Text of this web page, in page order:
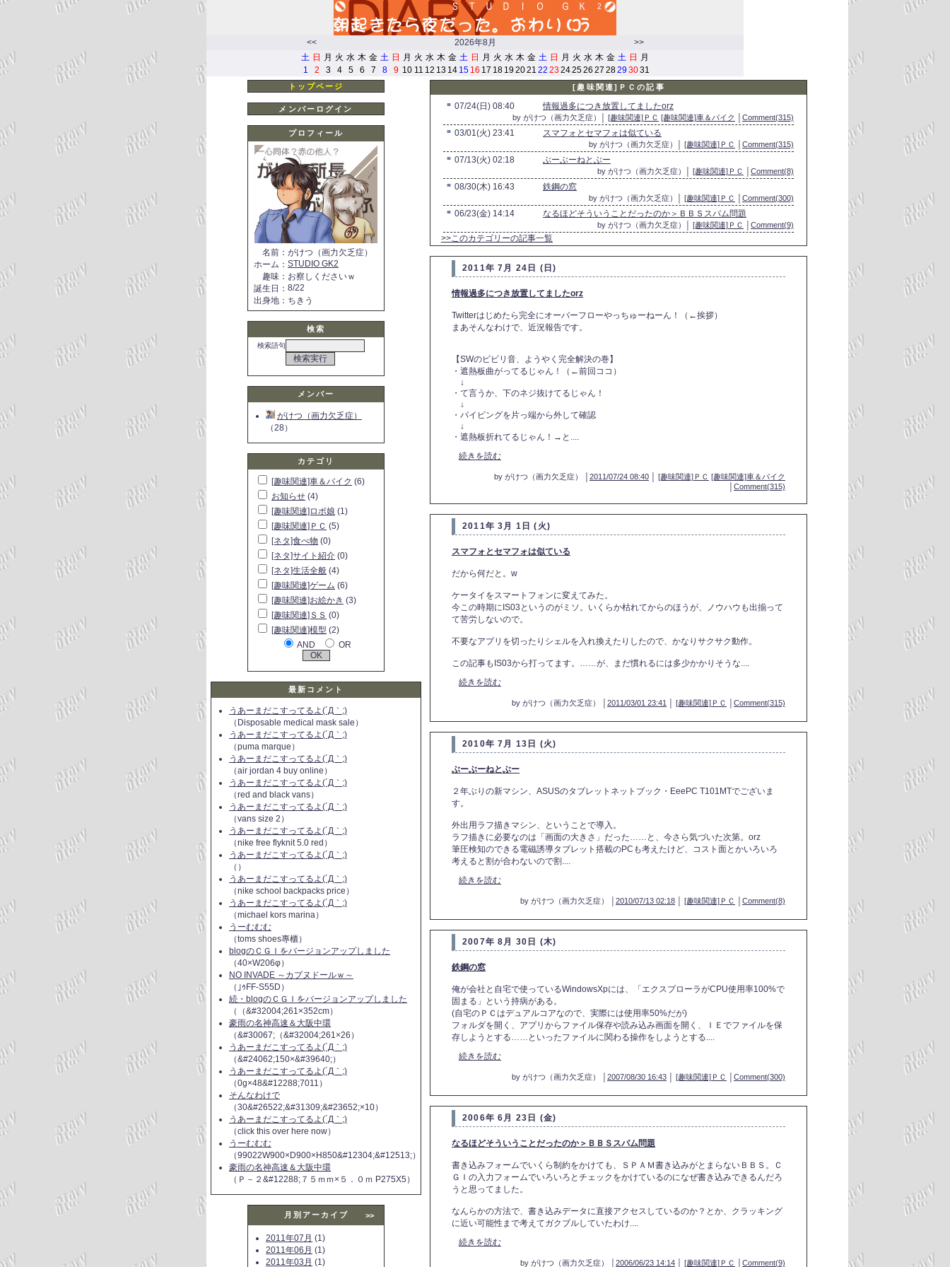
<< 2026年8月
>>
土 日 月 火 水 木 金 土 日 月 火 水 木 金 土 日 月 火 水 木 金 土 日 月 火 水 木 金 土 日
月
1
2 3 4 5 6 7 8 9 10 11 12 13 14 15 16 17 18 19 2021 22 23 242526 27 2829 3031
トップページ
メンバーログイン
プロフィール
名前 ： がけつ（画力欠乏症）
ホーム ： STUDIO GK2
趣味 ： お察しくださいｗ
誕生日 ： 8/22
出身地 ： ちきう
検索
検索語句
メンバー
がけつ（画力欠乏症）
（28）
カテゴリ
[趣味関連]車＆バイク (6)
お知らせ (4)
[趣味関連]ロボ娘 (1)
[趣味関連]ＰＣ (5)
[ネタ]食べ物 (0)
[ネタ]サイト紹介 (0)
[ネタ]生活全般 (4)
[趣味関連]ゲーム (6)
[趣味関連]お絵かき (3)
[趣味関連]ＳＳ (0)
[趣味関連]模型 (2)
AND
OR
最新コメント
うあーまだこすってるよ(´Д｀;)
（Disposable medical mask sale）
うあーまだこすってるよ(´Д｀;)
（puma marque）
うあーまだこすってるよ(´Д｀;)
（air jordan 4 buy online）
うあーまだこすってるよ(´Д｀;)
（red and black vans）
うあーまだこすってるよ(´Д｀;)
（vans size 2）
うあーまだこすってるよ(´Д｀;)
（nike free flyknit 5.0 red）
うあーまだこすってるよ(´Д｀;)
（）
うあーまだこすってるよ(´Д｀;)
（nike school backpacks price）
うあーまだこすってるよ(´Д｀;)
（michael kors marina）
うーむむむ
（toms shoes專櫃）
blogのＣＧＩをバージョンアップしました
（40×W206φ）
NO INVADE ～カプヌドールｗ～
（｣ｩFF-S55D）
続・blogのＣＧＩをバージョンアップしました
（（&#32004;261×352cm）
豪雨の名神高速＆大阪中環
（&#30067;（&#32004;261×26）
うあーまだこすってるよ(´Д｀;)
（&#24062;150×&#39640;）
うあーまだこすってるよ(´Д｀;)
（0g×48&#12288;7011）
そんなわけで
（30&#26522;&#31309;&#23652;×10）
うあーまだこすってるよ(´Д｀;)
（click this over here now）
うーむむむ
（99022W900×D900×H850&#12304;&#12513;）
豪雨の名神高速＆大阪中環
（Ｐ－２&#12288;７５ｍｍ×５．０ｍ P275X5）
月別アーカイブ >>
2011年07月 (1)
2011年06月 (1)
2011年03月 (1)
[趣味関連]ＰＣの記事
■ 07/24(日) 08:40 情報過多につき放置してましたorz
by がけつ（画力欠乏症）│ [趣味関連]ＰＣ [趣味関連]車＆バイク Comment(315)
■ 03/01(火) 23:41 スマフォとセマフォは似ている
by がけつ（画力欠乏症）│ [趣味関連]ＰＣ Comment(315)
■ 07/13(火) 02:18 ぶーぶーねとぶー
by がけつ（画力欠乏症）│ [趣味関連]ＰＣ Comment(8)
■ 08/30(木) 16:43 鉄鋼の窓
by がけつ（画力欠乏症）│ [趣味関連]ＰＣ Comment(300)
■ 06/23(金) 14:14 なるほどそういうことだったのか＞ＢＢＳスパム問題
by がけつ（画力欠乏症）│ [趣味関連]ＰＣ Comment(9)
>>このカテゴリーの記事一覧
2011年 7月 24日 (日)
情報過多につき放置してましたorz
Twitterはじめたら完全にオーバーフローやっちゅーねーん！（←挨拶）
まあそんなわけで、近況報告です。
【SWのビビリ音、ようやく完全解決の巻】
・遮熱板曲がってるじゃん！（←前回ココ）
↓
・て言うか、下のネジ抜けてるじゃん！
↓
・パイピングを片っ端から外して確認
↓
・遮熱板折れてるじゃん！→と....
続きを読む
by がけつ（画力欠乏症） │ 2011/07/24 08:40 [趣味関連]ＰＣ [趣味関連]車＆バイク
Comment(315)
2011年 3月 1日 (火)
スマフォとセマフォは似ている
だから何だと。w
ケータイをスマートフォンに変えてみた。
今この時期にIS03というのがミソ。いくらか枯れてからのほうが、ノウハウも出揃って
て苦労しないので。
不要なアプリを切ったりシェルを入れ換えたりしたので、かなりサクサク動作。
この記事もIS03から打ってます。……が、まだ慣れるには多少かかりそうな....
続きを読む
by がけつ（画力欠乏症） │ 2011/03/01 23:41 [趣味関連]ＰＣ Comment(315)
2010年 7月 13日 (火)
ぶーぶーねとぶー
２年ぶりの新マシン、ASUSのタブレットネットブック・EeePC T101MTでございま
す。
外出用ラフ描きマシン、ということで導入。
ラフ描きに必要なのは「画面の大きさ」だった……と、今さら気づいた次第。orz
筆圧検知のできる電磁誘導タブレット搭載のPCも考えたけど、コスト面とかいろいろ
考えると割が合わないので割....
続きを読む
by がけつ（画力欠乏症） │ 2010/07/13 02:18 [趣味関連]ＰＣ Comment(8)
2007年 8月 30日 (木)
鉄鋼の窓
俺が会社と自宅で使っているWindowsXpには、「エクスプローラがCPU使用率100%で
固まる」という持病がある。
(自宅のＰＣはデュアルコアなので、実際には使用率50%だが)
フォルダを開く、アプリからファイル保存や読み込み画面を開く、ＩＥでファイルを保
存しようとする……といったファイルに関わる操作をしようとする....
続きを読む
by がけつ（画力欠乏症） │ 2007/08/30 16:43 [趣味関連]ＰＣ Comment(300)
2006年 6月 23日 (金)
なるほどそういうことだったのか＞ＢＢＳスパム問題
書き込みフォームでいくら制約をかけても、ＳＰＡＭ書き込みがとまらないＢＢＳ。Ｃ
ＧＩの入力フォームでいろいろとチェックをかけているのになぜ書き込みできるんだろ
うと思ってました。
なんらかの方法で、書き込みデータに直接アクセスしているのか？とか、クラッキング
に近い可能性まで考えてガクブルしていたわけ....
続きを読む
by がけつ（画力欠乏症） │ 2006/06/23 14:14 [趣味関連]ＰＣ Comment(9)